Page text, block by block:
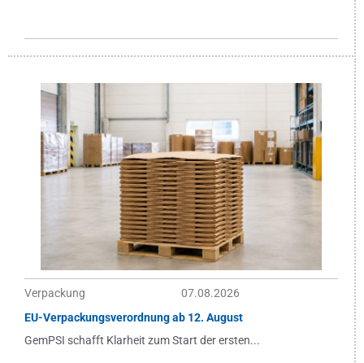
Verpackung
07.08.2026
EU-Verpackungsverordnung ab 12. August
GemPSI schafft Klarheit zum Start der ersten...